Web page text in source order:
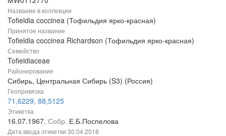
Название в коллекции
Tofieldia coccinea (Тофильдия ярко-красная)
Принятое название
Tofieldia coccinea Richardson (Тофильдия ярко-красная)
Семейство
Tofieldiaceae
Районирование
Сибирь, Центральная Сибирь (S3) (Россия)
Геопривязка
71,6229, 88,5125
Этикетка
16.07.1967. Собр. Е.Б.Поспелова
Дата ввода этикетки 30.04.2018